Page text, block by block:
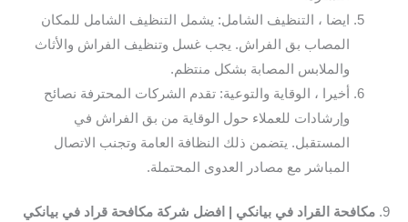
ايضا ، التنظيف الشامل: يشمل التنظيف الشامل للمكان
المصاب بق الفراش. يجب غسل وتنظيف الفراش والأثاث
والملابس المصابة بشكل منتظم.
أخيرا ، الوقاية والتوعية: تقدم الشركات المحترفة نصائح
وإرشادات للعملاء حول الوقاية من بق الفراش في
المستقبل. يتضمن ذلك النظافة العامة وتجنب الاتصال
المباشر مع مصادر العدوى المحتملة.
9. مكافحة القراد في بيانكي | افضل شركة مكافحة قراد في بيانكي